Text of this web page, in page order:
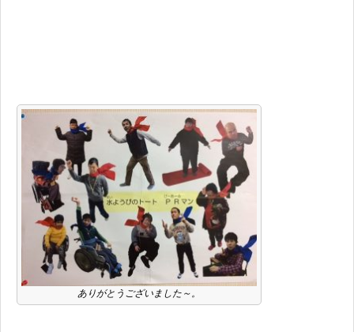
ありがとうございました～。